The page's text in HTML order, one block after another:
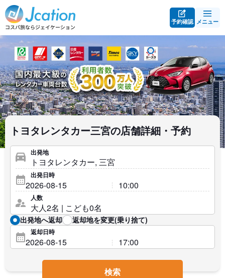
予約確認 メニュー
トヨタレンタカー三宮の店舗詳細・予約
出発地
出発日時
人数
出発地へ返却 返却地を変更(乗り捨て)
返却日時
検索